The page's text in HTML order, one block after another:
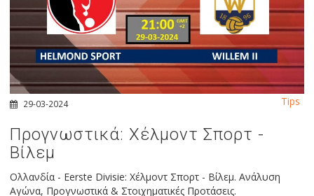
29-03-2024
Προγνωστικά: Χέλμοντ Σπορτ -
Βίλεμ
Ολλανδία - Eerste Divisie: Χέλμοντ Σπορτ - Βίλεμ. Ανάλυση
Αγώνα, Προγνωστικά & Στοιχηματικές Προτάσεις.
Tips